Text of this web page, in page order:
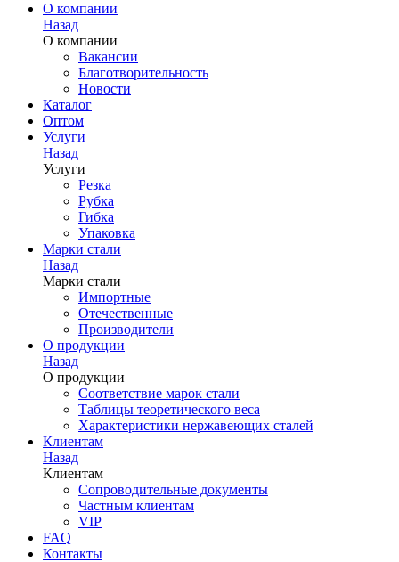
О компании
Назад
О компании
Вакансии
Благотворительность
Новости
Каталог
Оптом
Услуги
Назад
Услуги
Резка
Рубка
Гибка
Упаковка
Марки стали
Назад
Марки стали
Импортные
Отечественные
Производители
О продукции
Назад
О продукции
Соответствие марок стали
Таблицы теоретического веса
Характеристики нержавеющих сталей
Клиентам
Назад
Клиентам
Сопроводительные документы
Частным клиентам
VIP
FAQ
Контакты